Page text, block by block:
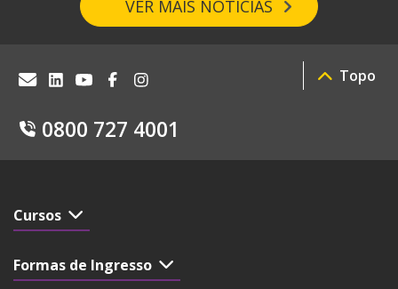
VER MAIS NOTÍCIAS
0800 727 4001
Topo
Cursos
Formas de Ingresso